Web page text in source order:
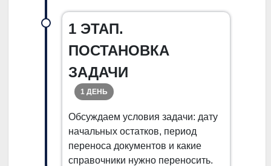
1 ЭТАП.
ПОСТАНОВКА
ЗАДАЧИ
1 ДЕНЬ
Обсуждаем условия задачи: дату
начальных остатков, период
переноса документов и какие
справочники нужно переносить.